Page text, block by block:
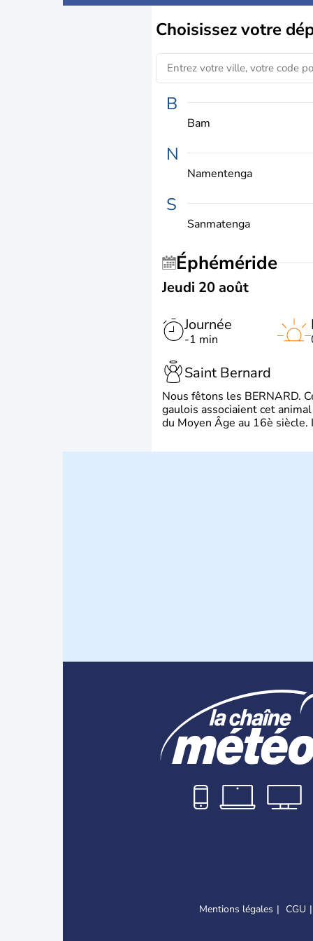
Choisissezvotre
B
Bam
N
Namentenga
S
Sanmatenga
Éphéméride
Jeudi 20 août
Journée
-1 min
Saint Bernard
Nous fêtons les BERNARD.
gaulois associaient cet
du Moyen Âge au 16è
Mentions légales CGU